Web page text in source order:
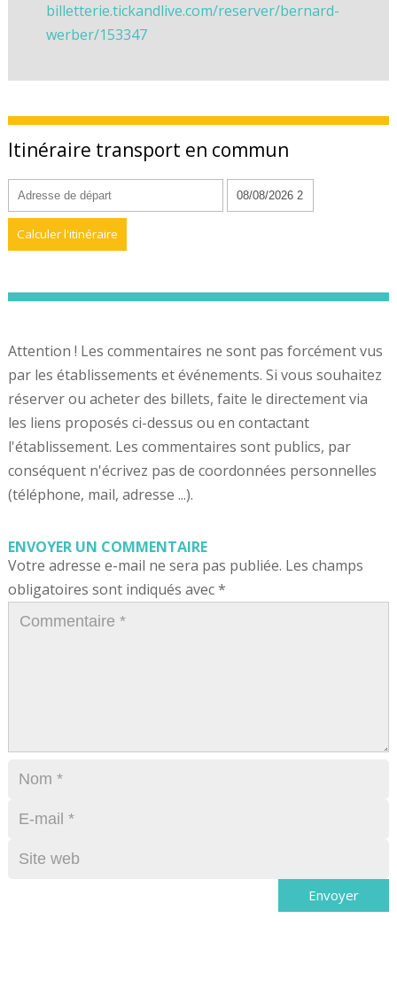
billetterie.tickandlive.com/reserver/bernard-
werber/153347
Itinéraire transport en commun
Attention ! Les commentaires ne sont pas forcément vus
par les établissements et événements. Si vous souhaitez
réserver ou acheter des billets, faite le directement via
les liens proposés ci-dessus ou en contactant
l'établissement. Les commentaires sont publics, par
conséquent n'écrivez pas de coordonnées personnelles
(téléphone, mail, adresse ...).
ENVOYER UN COMMENTAIRE
Votre adresse e-mail ne sera pas publiée. Les champs
obligatoires sont indiqués avec*